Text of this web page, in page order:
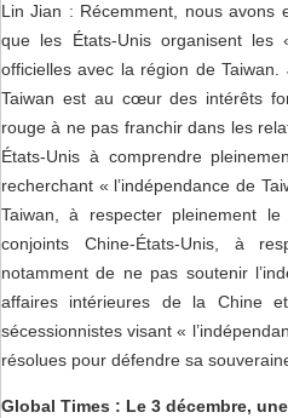
Lin Jian : Récemment, nous avons
que les États-Unis organisent
officielles avec la région de
Taiwan est au cœur des intérêts
rouge à ne pas franchir dans les
États-Unis à comprendre
recherchant « l’indépendance de
Taiwan, à respecter pleinement
conjoints Chine-États-Unis, à
notamment de ne pas soutenir
affaires intérieures de la Chine
sécessionnistes visant «
résolues pour défendre sa
Global Times : Le 3 décembre,